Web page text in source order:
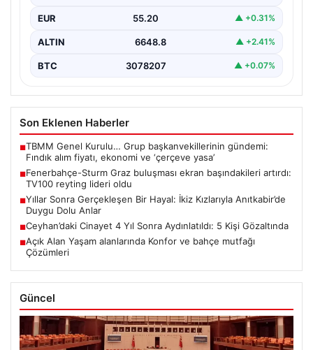
EUR 55.20 ▲ +0.31%
ALTIN 6648.8 ▲ +2.41%
BTC 3078207 ▲ +0.07%
Son Eklenen Haberler
■TBMM Genel Kurulu… Grup başkanvekillerinin gündemi:
Fındık alım fiyatı, ekonomi ve ‘çerçeve yasa’
■Fenerbahçe-Sturm Graz buluşması ekran başındakileri artırdı:
TV100 reyting lideri oldu
■Yıllar Sonra Gerçekleşen Bir Hayal: İkiz Kızlarıyla Anıtkabir’de
Duygu Dolu Anlar
■Ceyhan’daki Cinayet 4 Yıl Sonra Aydınlatıldı: 5 Kişi Gözaltında
■Açık Alan Yaşam alanlarında Konfor ve bahçe mutfağı
Çözümleri
Güncel